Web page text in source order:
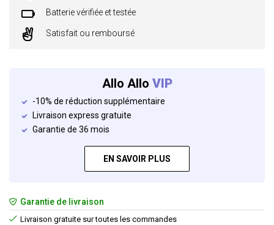
Batterie vérifiée et testée
Satisfait ou remboursé
Allo Allo VIP
-10% de réduction supplémentaire
Livraison express gratuite
Garantie de 36 mois
EN SAVOIR PLUS
Garantie de livraison
Livraison gratuite sur toutes les commandes